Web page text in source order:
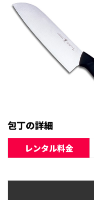
包丁の詳細
レンタル料金